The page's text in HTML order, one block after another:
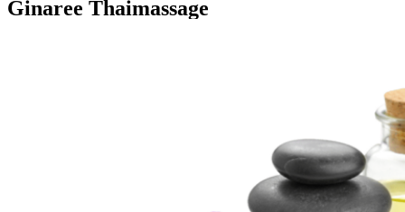
Ginaree Thaimassage